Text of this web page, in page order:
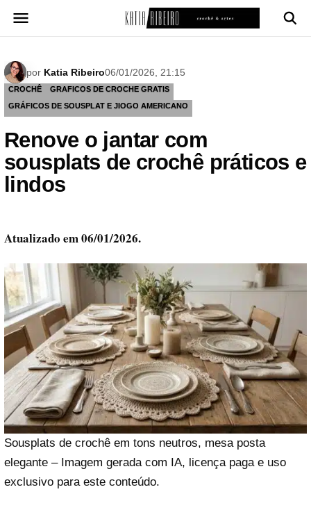
para
por Katia Ribeiro06/01/2026, 21:15
CROCHÊ
GRAFICOS DE CROCHE GRATIS
GRÁFICOS DE SOUSPLAT E JIOGO AMERICANO
Renove o jantar com
sousplats de crochê práticos e
lindos
Atualizado em 06/01/2026.
Sousplats de crochê em tons neutros, mesa posta
elegante – Imagem gerada com IA, licença paga e uso
exclusivo para este conteúdo.